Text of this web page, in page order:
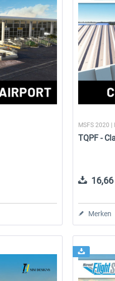
MSFS 2020 |
TQPF -
Merken